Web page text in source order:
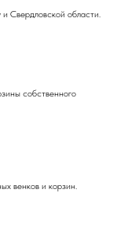
Свердловской области.
собственного
венков и корзин.